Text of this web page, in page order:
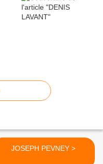
JOSEPH PEVNEY >